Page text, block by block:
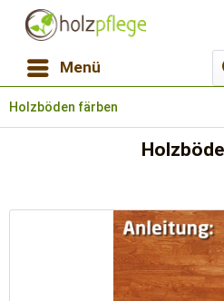
Menü
Holzböden färben